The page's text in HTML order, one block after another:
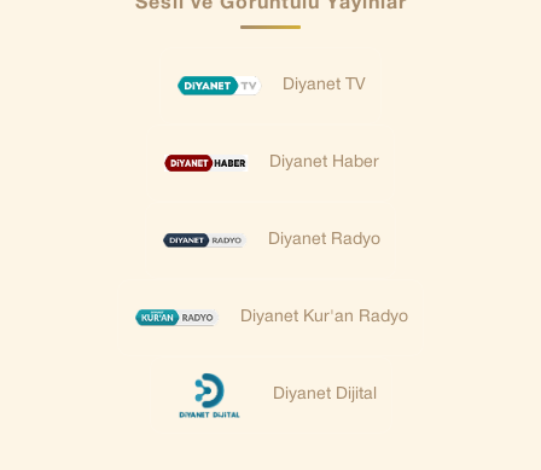
Sesli ve Görüntülü Yayınlar
Diyanet TV
Diyanet Haber
Diyanet Radyo
Diyanet Kur'an Radyo
Diyanet Dijital